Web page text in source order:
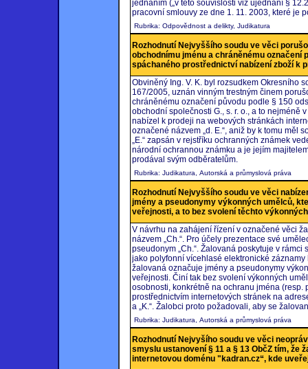
jednáním („v této souvislosti viz ujednání §
pracovní smlouvy ze dne 1. 11. 2003, které je
Rubrika: Odpovědnost a delikty, Judikatura
Rozhodnutí Nejvyššího soudu ve věci
obchodnímu jménu a chráněnému označení
spáchaného prostřednictví nabízení zboží k
Obviněný Ing. V. K. byl rozsudkem Okresního
167/2005, uznán vinným trestným činem
chráněnému označení původu podle § 150
obchodní společnosti G., s. r. o., a to nejméně
nabízel k prodeji na webových stránkách
označené názvem „d. E.“, aniž by k tomu měl
„E.“ zapsán v rejstříku ochranných známek
národní ochrannou známku a je jejím
prodával svým odběratelům.
Rubrika: Judikatura, Autorská a průmyslová práva
Rozhodnutí Nejvyššího soudu ve věci
jmény a pseudonymy výkonných umělců,
veřejnosti, a to bez svolení těchto
V návrhu na zahájení řízení v označené věci
názvem „Ch.“. Pro účely prezentace své
pseudonym „Ch.“. Žalovaná poskytuje v
jako polyfonní vícehlasé elektronické
žalovaná označuje jmény a pseudonymy
veřejnosti. Činí tak bez svolení výkonných
osobnosti, konkrétně na ochranu jména
prostřednictvím internetových stránek na
a „K.“. Žalobci proto požadovali, aby se
Rubrika: Judikatura, Autorská a průmyslová práva
Rozhodnutí Nejvyšího soudu ve věci
smyslu ustanovení § 11 a § 13 ObčZ tím, že
internetovou doménu "kadran.cz“, kde